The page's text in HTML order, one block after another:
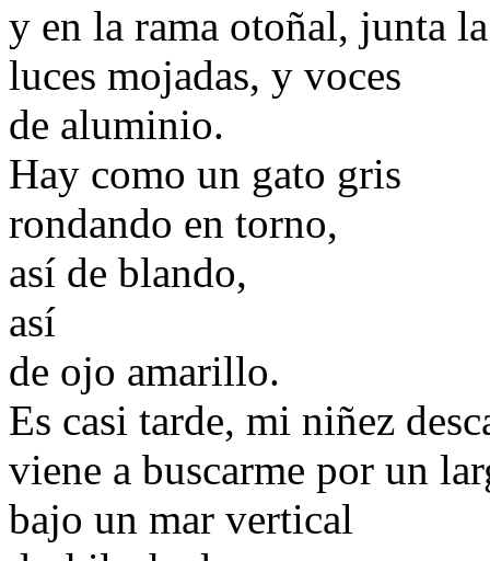
y en la rama otoñal, junta
luces mojadas, y voces
de aluminio.
Hay como un gato gris
rondando en torno,
así de blando,
así
de ojo amarillo.
Es casi tarde, mi niñez
viene a buscarme por un
bajo un mar vertical